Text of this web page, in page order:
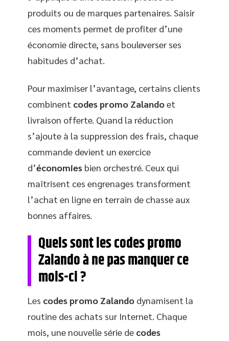
produits ou de marques partenaires. Saisir
ces moments permet de profiter d’une
économie directe, sans bouleverser ses
habitudes d’achat.
Pour maximiser l’avantage, certains clients
combinent codes promo Zalandoet
livraison offerte. Quand la réduction
s’ajoute à la suppression des frais, chaque
commande devient un exercice
d’économies bien orchestré. Ceux qui
maîtrisent ces engrenages transforment
l’achat en ligne en terrain de chasse aux
bonnes affaires.
Quels sont les codes promo
Zalando à ne pas manquer ce
mois-ci ?
Les codes promo Zalando dynamisent la
routine des achats sur Internet. Chaque
mois, une nouvelle série de codes